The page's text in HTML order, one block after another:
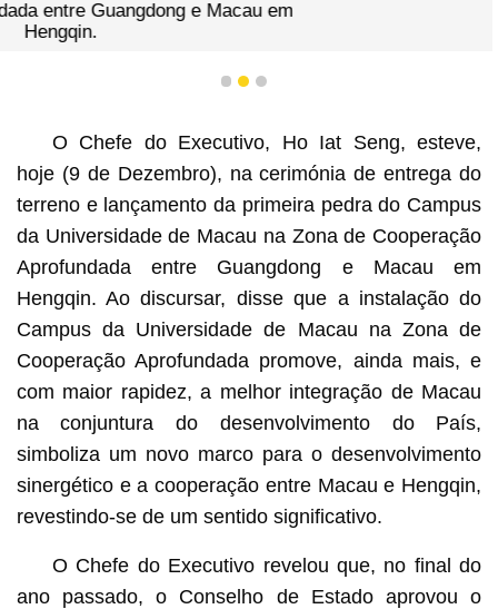
1 2 3
O Chefe do Executivo, Ho Iat Seng, esteve,
hoje (9 de Dezembro), na cerimónia de entrega do
terreno e lançamento da primeira pedra do Campus
da Universidade de Macau na Zona de Cooperação
Aprofundada entre Guangdong e Macau em
Hengqin. Ao discursar, disse que a instalação do
Campus da Universidade de Macau na Zona de
Cooperação Aprofundada promove, ainda mais, e
com maior rapidez, a melhor integração de Macau
na conjuntura do desenvolvimento do País,
simboliza um novo marco para o desenvolvimento
sinergético e a cooperação entre Macau e Hengqin,
revestindo-se de um sentido significativo.
O Chefe do Executivo revelou que, no final do
ano passado, o Conselho de Estado aprovou o